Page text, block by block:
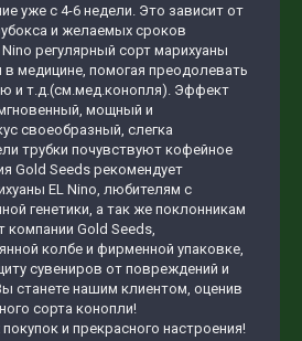
уже с 4-6 недели. Это зависит от
и желаемых сроков
регулярный сорт марихуаны
медицине, помогая преодолевать
и т.д.(см.мед.конопля). Эффект
мощный и
своеобразный, слегка
трубки почувствуют кофейное
Gold Seeds рекомендует
EL Nino, любителям с
генетики, а так же поклонникам
компании Gold Seeds,
колбе и фирменной упаковке,
сувениров от повреждений и
станете нашим клиентом, оценив
сорта конопли!
и прекрасного настроения!